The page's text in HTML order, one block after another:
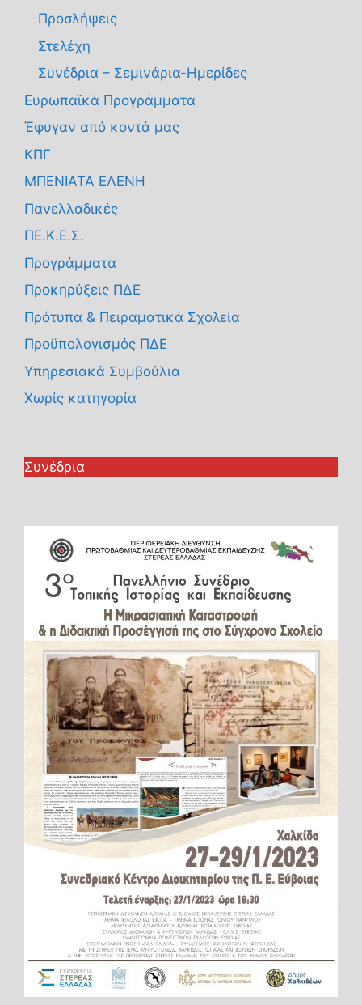
Προσλήψεις
Στελέχη
Συνέδρια – Σεμινάρια-Ημερίδες
Ευρωπαϊκά Προγράμματα
Έφυγαν από κοντά μας
ΚΠΓ
ΜΠΕΝΙΑΤΑ ΕΛΕΝΗ
Πανελλαδικές
ΠΕ.Κ.Ε.Σ.
Προγράμματα
Προκηρύξεις ΠΔΕ
Πρότυπα & Πειραματικά Σχολεία
Προϋπολογισμός ΠΔΕ
Υπηρεσιακά Συμβούλια
Χωρίς κατηγορία
Συνέδρια